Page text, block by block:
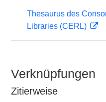
Thesaurus des
Libraries (CERL)
Verknüpfungen
Zitierweise